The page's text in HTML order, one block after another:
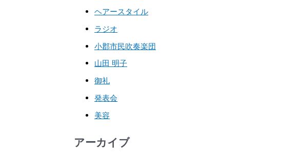
ヘアースタイル
ラジオ
小郡市民吹奏楽団
山田 明子
御礼
発表会
美容
アーカイブ